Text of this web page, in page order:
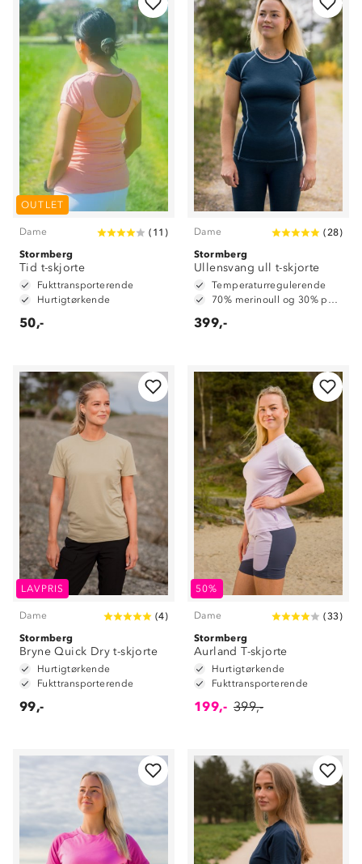
OUTLET
Dame ( 11 )
Stormberg
Tid t-skjorte
Fukttransporterende
Hurtigtørkende
50,-
Dame (28)
Stormberg
Ullensvang ull t-skjorte
Temperaturregulerende
70% merinoull og 30% polyester
399,-
LAVPRIS
Dame (4)
Stormberg
Bryne Quick Dry t-skjorte
Hurtigtørkende
Fukttransporterende
99,-
50%
Dame (33)
Stormberg
Aurland T-skjorte
Hurtigtørkende
Fukttransporterende
199,- 399,-